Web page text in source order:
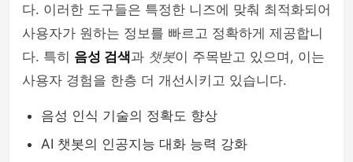
다. 이러한 도구들은 특정한 니즈에 맞춰 최적화되어
사용자가 원하는 정보를 빠르고 정확하게 제공합니
다. 특히 음성 검색과 챗봇이 주목받고 있으며, 이는
사용자 경험을 한층 더 개선시키고 있습니다.
음성 인식 기술의 정확도 향상
AI 챗봇의 인공지능 대화 능력 강화